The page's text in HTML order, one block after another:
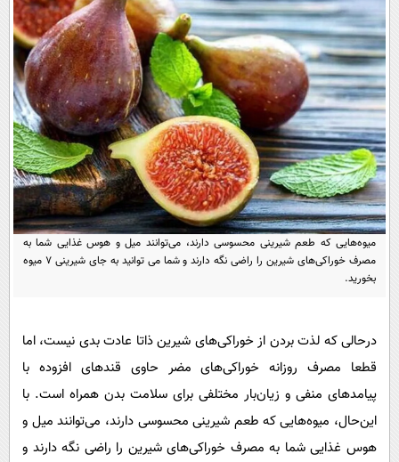
سلامت
یک برش دانایی
محیط زیست
سفر و تفریح
سیاست خارجی
فرهنگ و هنر
علم و دانش
فناوری و It
علمی
اخبار کریپتو
قرآن
گوناگون
سرگرمی
باشگاه مغز
مجله تصویری سلاح
فیلم
اقتصاد
ورزش
سیاست
سرگرمی
محیط زیست
سلامت
فرهنگی
عصر ایران 2
خواندنی ها و دیدنی ها
داستان کوتاه
پیامک
آموزش زبان
میوه‌هایی که طعم شیرینی محسوسی دارند، می‌توانند میل و هوس غذایی شما به
مصرف خوراکی‌های شیرین را راضی نگه دارند و شما می توانید به جای شیرینی 7 میوه
بخورید.
درحالی که لذت بردن از خوراکی‌های شیرین ذاتا عادت بدی نیست، اما
قطعا مصرف روزانه خوراکی‌های مضر حاوی قند‌های افزوده با
پیامد‌های منفی و زیان‌بار مختلفی برای سلامت بدن همراه است. با
این‌حال، میوه‌هایی که طعم شیرینی محسوسی دارند، می‌توانند میل و
هوس غذایی شما به مصرف خوراکی‌های شیرین را راضی نگه دارند و